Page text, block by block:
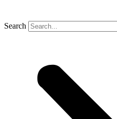
Search